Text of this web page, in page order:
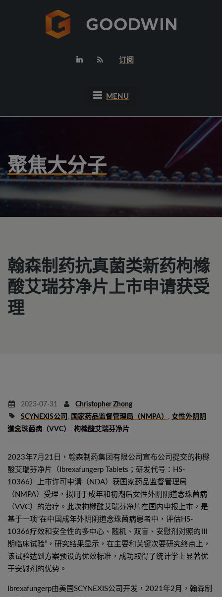
订阅
MENU
聚焦大分子
翰森制药抗真菌类新药枸橼
酸艾瑞芬净片上市申请获受
理
2023-07-31
Christopher Zhong
SCYNEXIS公司 , 国家药品监督管理局（NMPA） , 女性外阴阴
道念珠菌病（VVC） , 枸橼酸艾瑞芬净片
2023年7月21日，翰森制药集团有限公司宣布公司提交的枸橼
酸艾瑞芬净片（Ibrexafungerp Tablets；研发代号：HS-
10366）上市许可申请（NDA）获国家药品监督管理局
（NMPA）受理，拟用于成年和初潮后女性外阴阴道念珠菌病
（VVC）的治疗。此次枸橼酸艾瑞芬净片在国内申报上市，是
基于一项“在中国成年外阴阴道念珠菌病患者中，评估HS-
10366疗效和安全性的多中心、随机、双盲、安慰剂对照的Ⅲ
期临床试验”，研究结果显示，在主要和关键次要研究终点上，
该试验达到方案预设的优效标准，成功取得了统计学上显著优
于安慰剂的优势。
Ibrexafungerp由美国SCYNEXIS公司开发，2021年2月，翰森制